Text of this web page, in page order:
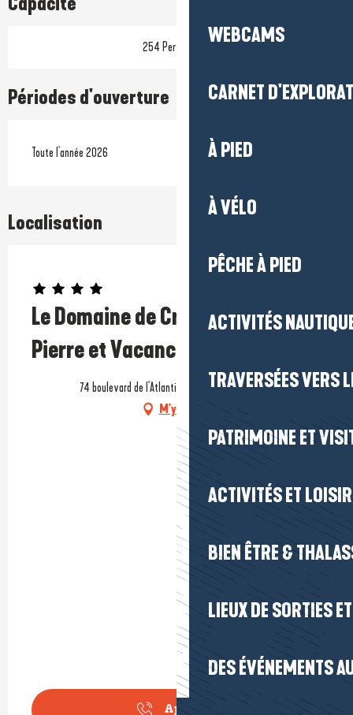
WEBCAMS
CARNET
À PIED
À VÉLO
PÊCHE À PIED
ACTIVITÉS
TRAVERSÉES VERS
PATRIMOINE ET
ACTIVITÉS ET
BIEN ÊTRE &
LIEUX DE SORTIES
DES ÉVÉNEMENTS
254 Personne(s)
Périodes d'ouverture
Toute l'année 2026
Localisation
Le Domaine de Cramphore -
Pierre et Vacances
Prestataire engagé dans une démarche environnementale
74 boulevard de l'Atlantique, 44510 Le Pouliguen
M'y rendre
Appeler